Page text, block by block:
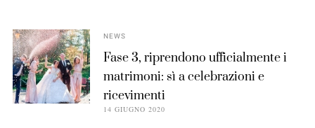
NEWS
Fase 3, riprendono ufficialmente i
matrimoni: sì a celebrazioni e
ricevimenti
14 GIUGNO 2020